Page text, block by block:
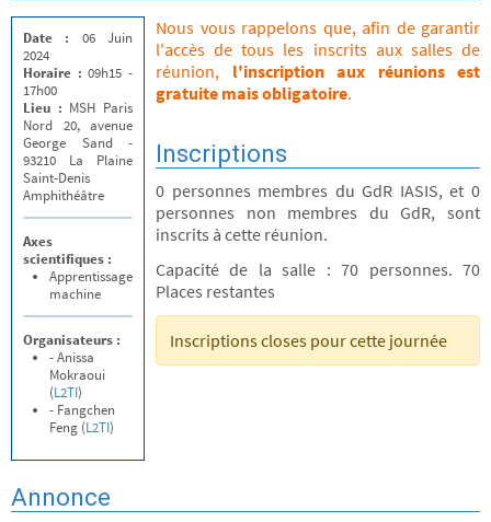
Date : 06 Juin
2024
Horaire :09h15 -
17h00
Lieu : MSH Paris
Nord 20, avenue
George Sand -
93210 La Plaine
Saint-Denis
Amphithéâtre
Axes
scientifiques :
Apprentissage
machine
Organisateurs :
- Anissa
Mokraoui
(L2TI)
- Fangchen
Feng (L2TI)
Nous vous rappelons que, afin de garantir
l'accès de tous les inscrits aux salles de
réunion, l'inscription aux réunions est
gratuite mais obligatoire.
Inscriptions
0 personnes membres du GdR IASIS, et 0
personnes non membres du GdR, sont
inscrits à cette réunion.
Capacité de la salle : 70 personnes. 70
Places restantes
Inscriptions closes pour cette journée
Annonce